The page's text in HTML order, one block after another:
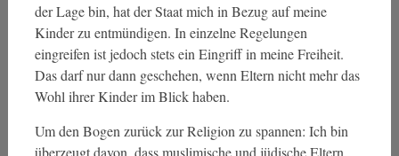
der Lage bin, hat der Staat mich in Bezug auf meine
Kinder zu entmündigen. In einzelne Regelungen
eingreifen ist jedoch stets ein Eingriff in meine Freiheit.
Das darf nur dann geschehen, wenn Eltern nicht mehr das
Wohl ihrer Kinder im Blick haben.
Um den Bogen zurück zur Religion zu spannen: Ich bin
überzeugt davon, dass muslimische und jüdische Eltern